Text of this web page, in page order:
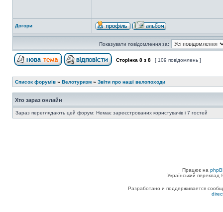
Догори
Показувати повідомлення за:
Сторінка 8 з 8 [ 109 повідомлень ]
Список форумів » Велотуризм » Звіти про наші велопоходи
Хто зараз онлайн
Зараз переглядають цей форум: Немає зареєстрованих користувачів і 7 гостей
Працює на
Український
Разработано и поддерживается